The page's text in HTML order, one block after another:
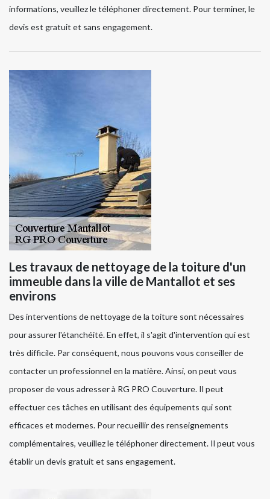
informations, veuillez le téléphoner directement. Pour terminer, le
devis est gratuit et sans engagement.
Les travaux de nettoyage de la toiture d'un
immeuble dans la ville de Mantallot et ses
environs
Des interventions de nettoyage de la toiture sont nécessaires
pour assurer l'étanchéité. En effet, il s'agit d'intervention qui est
très difficile. Par conséquent, nous pouvons vous conseiller de
contacter un professionnel en la matière. Ainsi, on peut vous
proposer de vous adresser à RG PRO Couverture. Il peut
effectuer ces tâches en utilisant des équipements qui sont
efficaces et modernes. Pour recueillir des renseignements
complémentaires, veuillez le téléphoner directement. Il peut vous
établir un devis gratuit et sans engagement.